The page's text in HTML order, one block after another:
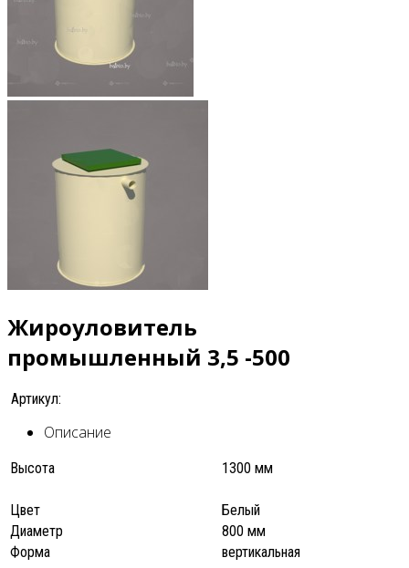
Жироуловитель
промышленный 3,5 -500
Артикул:
Описание
Высота 1300 мм
Цвет
Белый
Диаметр
800 мм
Форма
вертикальная